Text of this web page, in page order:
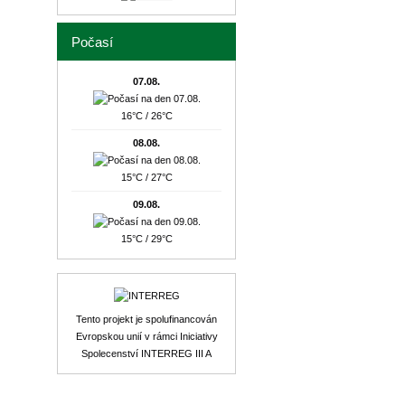
Počasí
07.08.
16°C / 26°C
08.08.
15°C / 27°C
09.08.
15°C / 29°C
Tento projekt je spolufinancován
Evropskou unií v rámci Iniciativy
Spolecenství INTERREG III A